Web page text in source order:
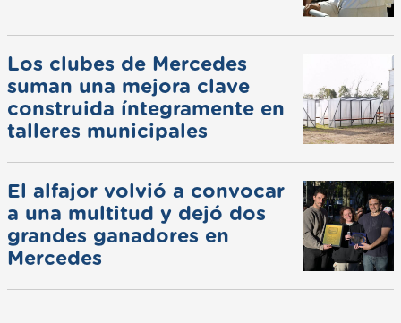
Los clubes de Mercedes
suman una mejora clave
construida íntegramente en
talleres municipales
El alfajor volvió a convocar
a una multitud y dejó dos
grandes ganadores en
Mercedes